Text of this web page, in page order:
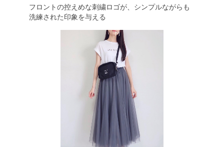
フロントの控えめな刺繍ロゴが、シンプルながらも
洗練された印象を与える